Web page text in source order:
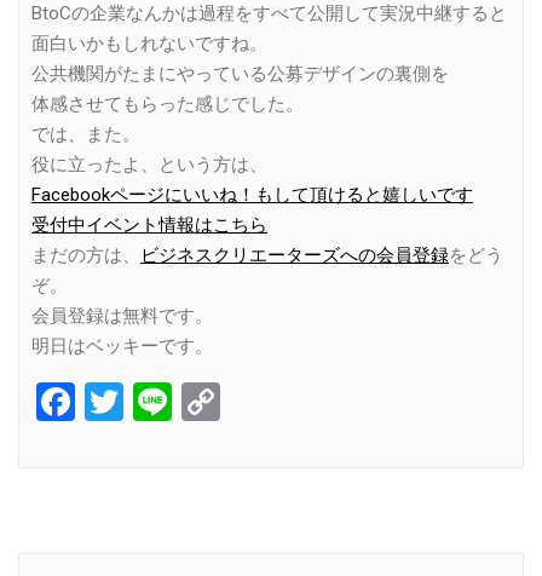
BtoCの企業なんかは過程をすべて公開して実況中継すると
面白いかもしれないですね。
公共機関がたまにやっている公募デザインの裏側を
体感させてもらった感じでした。
では、また。
役に立ったよ、という方は、
Facebookページにいいね！もして頂けると嬉しいです
受付中イベント情報はこちら
まだの方は、
ビジネスクリエーターズへの会員登録をどう
ぞ。
会員登録は無料です。
明日はベッキーです。
Facebook
Twitter
Line